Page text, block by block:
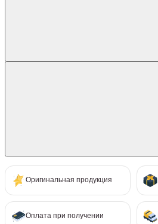
Оригинальная продукция
Оплата при получении